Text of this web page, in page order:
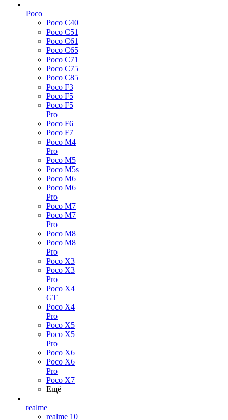
Poco
Poco C40
Poco C51
Poco C61
Poco C65
Poco C71
Poco C75
Poco C85
Poco F3
Poco F5
Poco F5
Pro
Poco F6
Poco F7
Poco M4
Pro
Poco M5
Poco M5s
Poco M6
Poco M6
Pro
Poco M7
Poco M7
Pro
Poco M8
Poco M8
Pro
Poco X3
Poco X3
Pro
Poco X4
GT
Poco X4
Pro
Poco X5
Poco X5
Pro
Poco X6
Poco X6
Pro
Poco X7
Ещё
realme
realme 10